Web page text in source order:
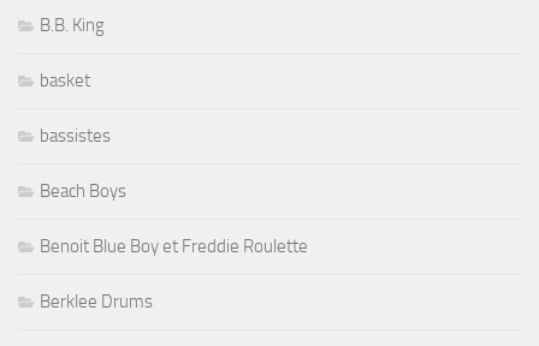
B.B. King
basket
bassistes
Beach Boys
Benoit Blue Boy et Freddie Roulette
Berklee Drums